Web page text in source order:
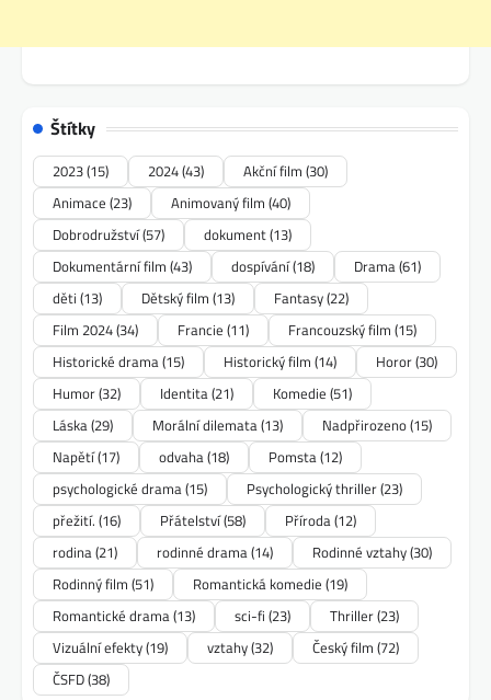
Štítky
2023(15) 2024(43) Akční film (30)
Animace (23) Animovaný film (40)
Dobrodružství(57) dokument(13)
Dokumentární film (43) dospívání(18) Drama(61)
děti (13) Dětský film (13) Fantasy(22)
Film 2024(34) Francie (11) Francouzský film (15)
Historické drama(15) Historický film (14) Horor(30)
Humor(32) Identita(21) Komedie (51)
Láska(29) Morální dilemata(13) Nadpřirozeno(15)
Napětí(17) odvaha(18) Pomsta(12)
psychologické drama(15) Psychologický thriller(23)
přežití. (16) Přátelství(58) Příroda(12)
rodina(21) rodinné drama(14) Rodinné vztahy(30)
Rodinný film (51) Romantická komedie (19)
Romantické drama(13) sci-fi (23) Thriller(23)
Vizuální efekty(19) vztahy(32) Český film (72)
ČSFD(38)